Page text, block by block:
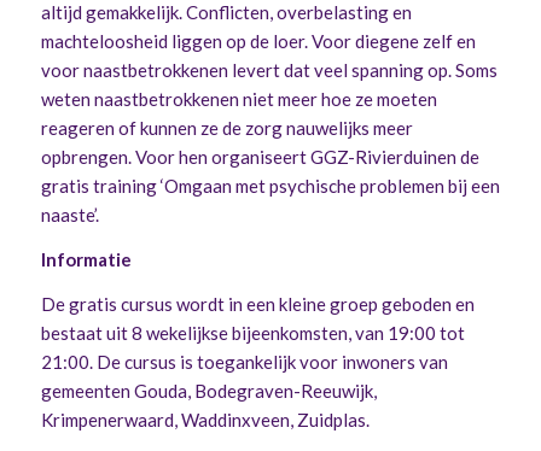
altijd gemakkelijk. Conflicten, overbelasting en
machteloosheid liggen op de loer. Voor diegene zelf en
voor naastbetrokkenen levert dat veel spanning op. Soms
weten naastbetrokkenen niet meer hoe ze moeten
reageren of kunnen ze de zorg nauwelijks meer
opbrengen. Voor hen organiseert GGZ-Rivierduinen de
gratis training ‘Omgaan met psychische problemen bij een
naaste’.
Informatie
De gratis cursus wordt in een kleine groep geboden en
bestaat uit 8 wekelijkse bijeenkomsten, van 19:00 tot
21:00. De cursus is toegankelijk voor inwoners van
gemeenten Gouda, Bodegraven-Reeuwijk,
Krimpenerwaard, Waddinxveen, Zuidplas.